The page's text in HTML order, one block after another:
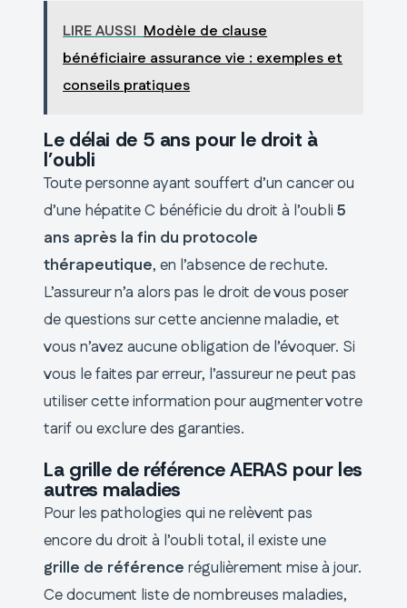
LIRE AUSSI Modèle de clause
bénéficiaire assurance vie : exemples et
conseils pratiques
Le délai de 5 ans pour le droit à
l’oubli
Toute personne ayant souffert d’un cancer ou
d’une hépatite C bénéficie du droit à l’oubli 5
ans après la fin du protocole
thérapeutique, en l’absence de rechute.
L’assureur n’a alors pas le droit de vous poser
de questions sur cette ancienne maladie, et
vous n’avez aucune obligation de l’évoquer. Si
vous le faites par erreur, l’assureur ne peut pas
utiliser cette information pour augmenter votre
tarif ou exclure des garanties.
La grille de référence AERAS pour les
autres maladies
Pour les pathologies qui ne relèvent pas
encore du droit à l’oubli total, il existe une
grille de référence régulièrement mise à jour.
Ce document liste de nombreuses maladies,